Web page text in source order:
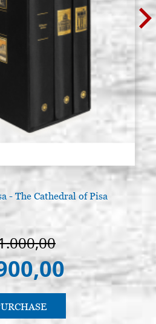
- The Cathedral of Pisa